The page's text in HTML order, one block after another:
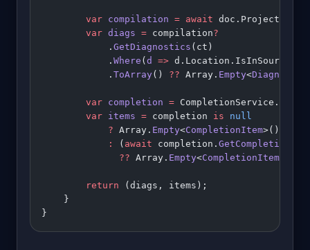
        var
compilation = await doc.Project.
        var
diags = compilation?
            .
GetDiagnostics (ct)
            .
Where (d => d.Location.IsInSource)
            .
ToArray() ?? Array. Empty<Diagnostic
        var
completion = CompletionService.
        var
items = completion is null
            ?
Array. Empty<CompletionItem>()
            :
( await completion.
              ??
Array. Empty<CompletionItem
        return
(diags, items);
    }
}